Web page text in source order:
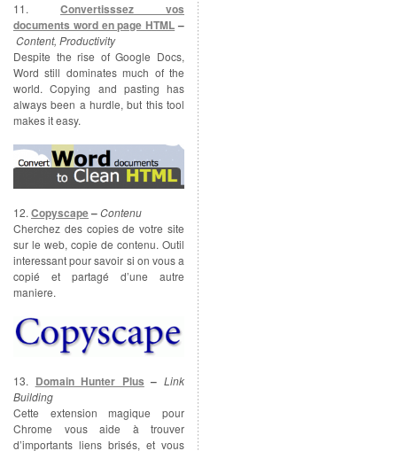
11. Convertisssez vos
documents word en page HTML –
Content, Productivity
Despite the rise of Google Docs,
Word still dominates much of the
world. Copying and pasting has
always been a hurdle, but this tool
makes it easy.
12. Copyscape–Contenu
Cherchez des copies de votre site
sur le web, copie de contenu. Outil
interessant pour savoir si on vous a
copié et partagé d’une autre
maniere.
13. Domain Hunter Plus –Link
Building
Cette extension magique pour
Chrome vous aide à trouver
d’importants liens brisés, et vous